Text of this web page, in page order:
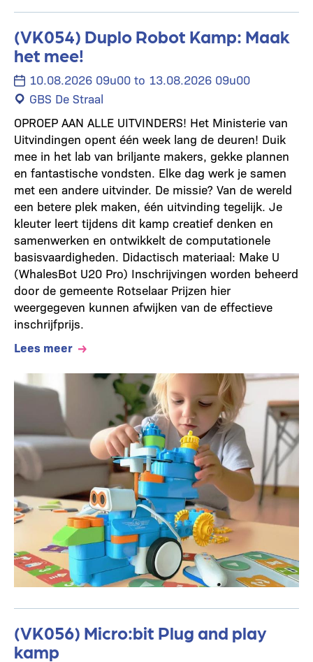
(VK054) Duplo Robot Kamp: Maak
het mee!
10.08.2026 09u00 to 13.08.2026 09u00
GBS De Straal
OPROEP AAN ALLE UITVINDERS! Het Ministerie van
Uitvindingen opent één week lang de deuren! Duik
mee in het lab van briljante makers, gekke plannen
en fantastische vondsten. Elke dag werk je samen
met een andere uitvinder. De missie? Van de wereld
een betere plek maken, één uitvinding tegelijk. Je
kleuter leert tijdens dit kamp creatief denken en
samenwerken en ontwikkelt de computationele
basisvaardigheden. Didactisch materiaal: Make U
(WhalesBot U20 Pro) Inschrijvingen worden beheerd
door de gemeente Rotselaar Prijzen hier
weergegeven kunnen afwijken van de effectieve
inschrijfprijs.
Lees meer
(VK056) Micro:bit Plug and play
kamp